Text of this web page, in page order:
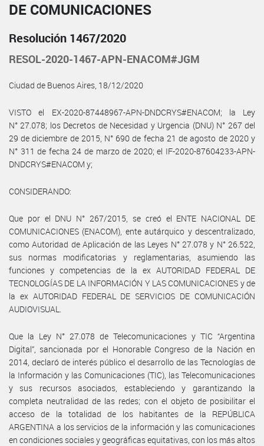
DE COMUNICACIONES
Resolución 1467/2020
RESOL-2020-1467-APN-ENACOM#JGM
Ciudad de Buenos Aires, 18/12/2020
VISTO el EX-2020-87448967-APN-DNDCRYS#ENACOM; la Ley
N° 27.078; los Decretos de Necesidad y Urgencia (DNU) N° 267 del
29 de diciembre de 2015, N° 690 de fecha 21 de agosto de 2020 y
N° 311 de fecha 24 de marzo de 2020; el IF-2020-87604233-APN-
DNDCRYS#ENACOM y;
CONSIDERANDO:
Que por el DNU N° 267/2015, se creó el ENTE NACIONAL DE
COMUNICACIONES (ENACOM), ente autárquico y descentralizado,
como Autoridad de Aplicación de las Leyes N° 27.078 y N° 26.522,
sus normas modificatorias y reglamentarias, asumiendo las
funciones y competencias de la ex AUTORIDAD FEDERAL DE
TECNOLOGÍAS DE LA INFORMACIÓN Y LAS COMUNICACIONES y de
la ex AUTORIDAD FEDERAL DE SERVICIOS DE COMUNICACIÓN
AUDIOVISUAL.
Que la Ley N° 27.078 de Telecomunicaciones y TIC “Argentina
Digital”, sancionada por el Honorable Congreso de la Nación en
2014, declaró de interés público el desarrollo de las Tecnologías de
la Información y las Comunicaciones (TIC), las Telecomunicaciones
y sus recursos asociados, estableciendo y garantizando la
completa neutralidad de las redes; con el objeto de posibilitar el
acceso de la totalidad de los habitantes de la REPÚBLICA
ARGENTINA a los servicios de la información y las comunicaciones
en condiciones sociales y geográficas equitativas, con los más altos